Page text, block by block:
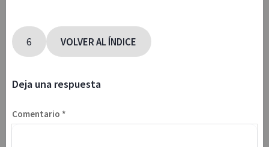
6 VOLVER AL ÍNDICE
Deja una respuesta
Comentario *